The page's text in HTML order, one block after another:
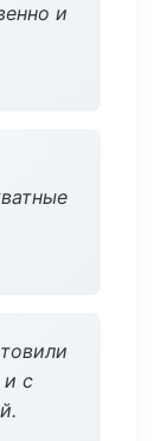
и
и с